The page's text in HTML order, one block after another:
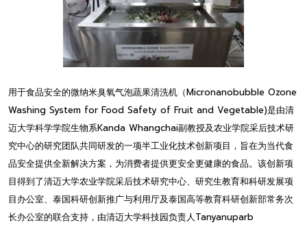
用于食品安全的微纳米臭氧气泡蔬果清洗机（Micronanobubble Ozone
Washing System for Food Safety of Fruit and Vegetable)是由清
迈大学科学学院生物系Kanda Whangchai副教授及农业学院采后技术研
究中心的研究团队共同研发的一项半工业化技术创新项目，旨在为当代食
品安全提供全新解决方案，为消费者提供更安全更健康的食品。该创新项
目得到了清迈大学农业学院采后技术研究中心、研究生教育和科研发展项
目办公室、泰国科研创新推广与利用厅及泰国高等教育科研创新部常务次
长办公室的联合支持，由清迈大学科技园负责人Tanyanuparb